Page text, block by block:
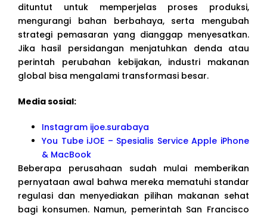
dituntut untuk memperjelas proses produksi,
mengurangi bahan berbahaya, serta mengubah
strategi pemasaran yang dianggap menyesatkan.
Jika hasil persidangan menjatuhkan denda atau
perintah perubahan kebijakan, industri makanan
global bisa mengalami transformasi besar.
Media sosial:
Instagram ijoe.surabaya
You Tube iJOE – Spesialis Service Apple iPhone
& MacBook
Beberapa perusahaan sudah mulai memberikan
pernyataan awal bahwa mereka mematuhi standar
regulasi dan menyediakan pilihan makanan sehat
bagi konsumen. Namun, pemerintah San Francisco